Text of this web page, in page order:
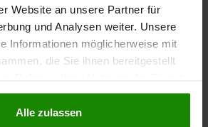
Website an unsere Partner für
und Analysen weiter. Unsere
Informationen möglicherweise mit
die Sie ihnen bereitgestellt
Alle zulassen
der Restnutzungsdauer